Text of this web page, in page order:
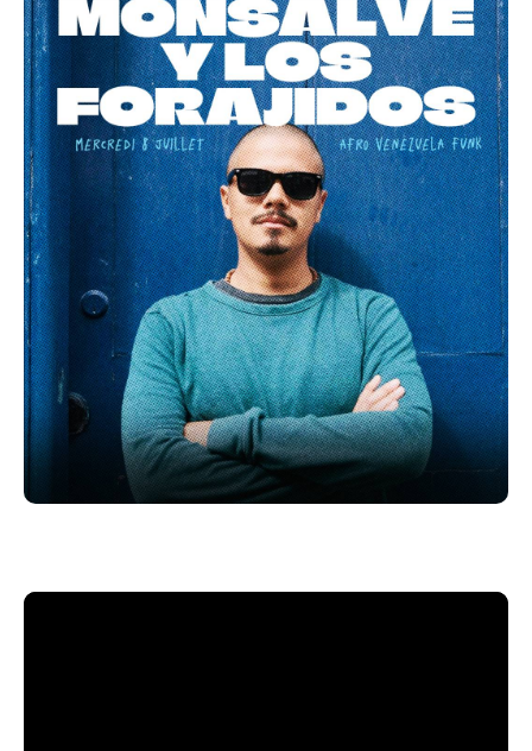
Des rythmes vénézuéliens puissants et des chansons
traditionnelles s’entremêlent avec du jazz spirituel et
futuriste, du funk psychédélique, de l’électronique
expérimentale et de l’Afrobeat. Raul Monsalve se
nourrit des traditions africaines et indigènes du
Vénézuela, du futurisme funky de George Clinton à la
période Mwandishi d’Herbie Hancock, de Jeff Parker
aux collections des Nyege Nyege Tapes.
Après le très remarqué premier album Bichos en
2020, Raúl Monsalve y Los Forajidos invite à l’aube
d’un nouveau jour avec SOL, un album conçu comme
cérémonie de transformation. Écho aux vibrantes
célébrations de la Saint Jean-Baptiste au Vénézuela,
SOL célèbre et invoque le renouveau, l’énergie, la
résilience et la liberté spirituelle. Il rend aussi